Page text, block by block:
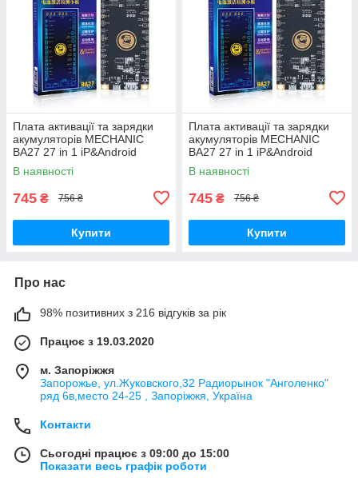
Плата активації та зарядки
акумуляторів MECHANIC
BA27 27 in 1 iP&Android
В наявності
745 ₴ 756 ₴
Купити
Плата активації та зарядки
акумуляторів MECHANIC
BA27 27 in 1 iP&Android
В наявності
745 ₴ 756 ₴
Купити
Про нас
98% позитивних з 216 відгуків за рік
Працює з 19.03.2020
м. Запоріжжя
Запорожье, ул.Жуковского,32 Радиорынок "Анголенко"
ряд 6в,место 24-25 , Запоріжжя, Україна
Контакти
Сьогодні працює з 09:00 до 15:00
Показати весь графік роботи